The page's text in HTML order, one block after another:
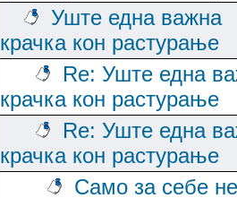
Уште една важна
крачка кон растурање
Re: Уште една
крачка кон растурање
Re: Уште една
крачка кон растурање
Само за себе